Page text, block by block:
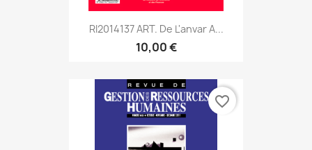
RI2014137 ART. De L'anvar A...
10,00 €
favorite_border